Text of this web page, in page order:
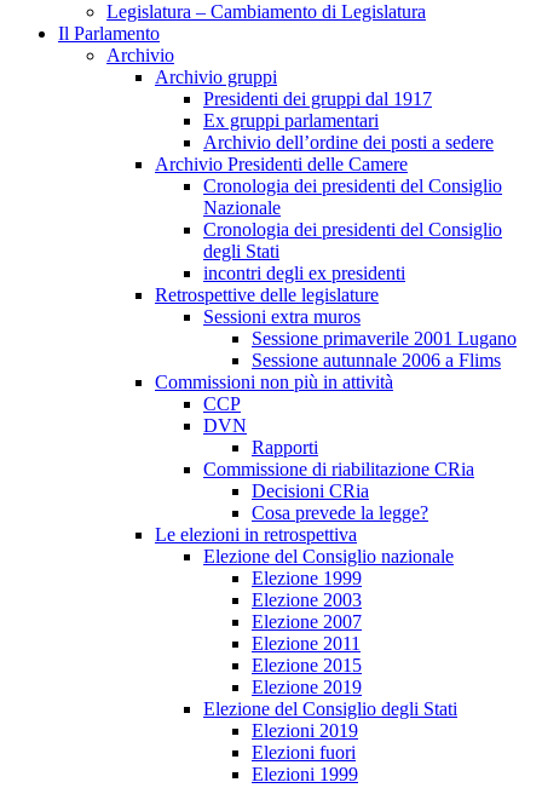
Legislatura – Cambiamento di Legislatura
Il Parlamento
Archivio
Archivio gruppi
Presidenti dei gruppi dal 1917
Ex gruppi parlamentari
Archivio dell’ordine dei posti a sedere
Archivio Presidenti delle Camere
Cronologia dei presidenti del Consiglio
Nazionale
Cronologia dei presidenti del Consiglio
degli Stati
incontri degli ex presidenti
Retrospettive delle legislature
Sessioni extra muros
Sessione primaverile 2001 Lugano
Sessione autunnale 2006 a Flims
Commissioni non più in attività
CCP
DVN
Rapporti
Commissione di riabilitazione CRia
Decisioni CRia
Cosa prevede la legge?
Le elezioni in retrospettiva
Elezione del Consiglio nazionale
Elezione 1999
Elezione 2003
Elezione 2007
Elezione 2011
Elezione 2015
Elezione 2019
Elezione del Consiglio degli Stati
Elezioni 2019
Elezioni fuori
Elezioni 1999